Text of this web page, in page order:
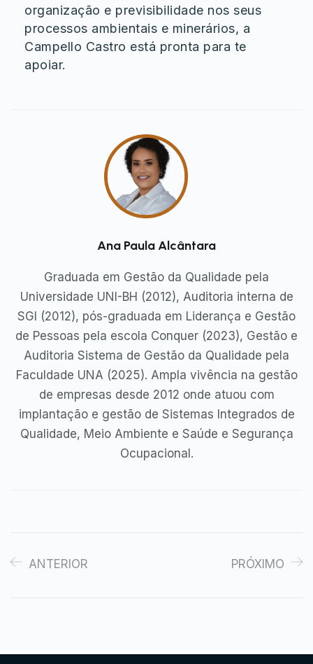
organização e previsibilidade nos seus
processos ambientais e minerários, a
Campello Castro está pronta para te
apoiar.
Ana Paula Alcântara
Graduada em Gestão da Qualidade pela
Universidade UNI-BH (2012), Auditoria interna de
SGI (2012), pós-graduada em Liderança e Gestão
de Pessoas pela escola Conquer (2023), Gestão e
Auditoria Sistema de Gestão da Qualidade pela
Faculdade UNA (2025). Ampla vivência na gestão
de empresas desde 2012 onde atuou com
implantação e gestão de Sistemas Integrados de
Qualidade, Meio Ambiente e Saúde e Segurança
Ocupacional.
ANTERIOR PRÓXIMO